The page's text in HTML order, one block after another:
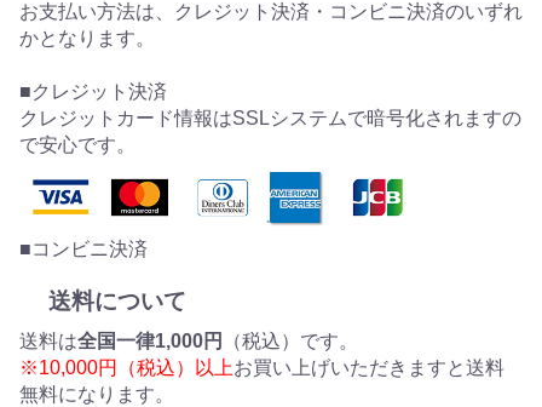
お支払い方法は、クレジット決済・コンビニ決済のいずれ
かとなります。
■クレジット決済
クレジットカード情報はSSLシステムで暗号化されますの
で安心です。
■コンビニ決済
送料について
送料は全国一律1,000円
（税込）です。
※10,000円（税込）以上お買い上げいただきますと送料
無料になります。